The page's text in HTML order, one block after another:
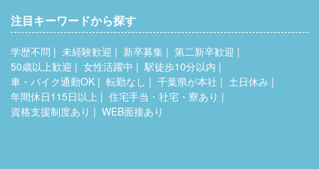
注目キーワードから探す
学歴不問 未経験歓迎 新卒募集
第二新卒歓迎
50歳以上歓迎
女性活躍中
駅徒歩10分以内
車・バイク通勤OK
転勤なし 千葉県が本社
土日休み
年間休日115日以上
住宅手当・社宅・寮あり
資格支援制度あり
WEB面接あり